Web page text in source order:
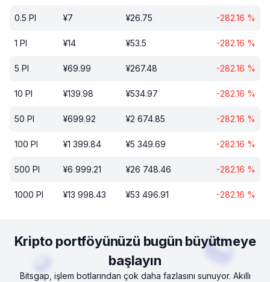
0.5 PI ¥7 ¥26.75 -282.16 %
1 PI ¥14 ¥53.5 -282.16 %
5 PI ¥69.99 ¥267.48 -282.16 %
10 PI ¥139.98 ¥534.97 -282.16 %
50 PI ¥699.92 ¥2 674.85 -282.16 %
100 PI ¥1 399.84 ¥5 349.69 -282.16 %
500 PI ¥6 999.21 ¥26 748.46 -282.16 %
1000 PI ¥13 998.43 ¥53 496.91 -282.16 %
Kripto portföyünüzü bugün büyütmeye
başlayın
Bitsgap, işlem botlarından çok daha fazlasını sunuyor. Akıllı